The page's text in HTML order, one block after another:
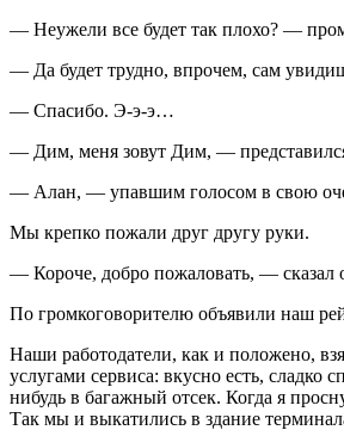
— Неужели все будет так плохо? —
— Да будет трудно, впрочем, сам
— Спасибо. Э-э-э…
— Дим, меня зовут Дим, —
— Алан, — упавшим голосом в свою
Мы крепко пожали друг другу руки.
— Короче, добро пожаловать, —
По громкоговорителю объявили наш
Наши работодатели, как и положено,
услугами сервиса: вкусно есть,
нибудь в багажный отсек. Когда я
Так мы и выкатились в здание